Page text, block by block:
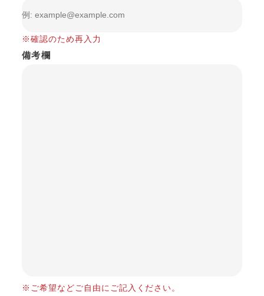
※確認のため再入力
備考欄
※ご希望などご自由にご記入ください。